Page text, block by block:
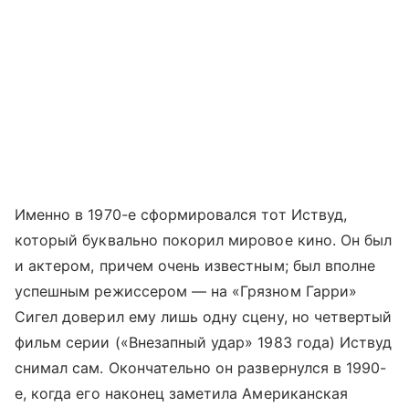
Именно в 1970-е сформировался тот Иствуд,
который буквально покорил мировое кино. Он был
и актером, причем очень известным; был вполне
успешным режиссером — на «Грязном Гарри»
Сигел доверил ему лишь одну сцену, но четвертый
фильм серии («Внезапный удар» 1983 года) Иствуд
снимал сам. Окончательно он развернулся в 1990-
е, когда его наконец заметила Американская